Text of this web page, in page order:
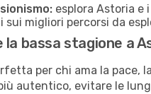
esplora Astoria e
migliori percorsi da
bassa stagione a
per chi ama la pace,
autentico, evitare le